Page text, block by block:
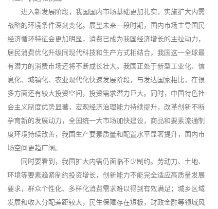
进入新发展阶段，我国国内市场基础更加扎实，实施扩大内需
战略的环境条件深刻变化。展望未来一段时期，国内市场主导国民
经济循环特征会更加明显，消费已成为我国经济增长的主拉动力，
居民消费优化升级同现代科技和生产方式相结合，我国这一全球最
有潜力的消费市场还将不断成长壮大。我国正处于新型工业化、信
息化、城镇化、农业现代化快速发展阶段，与发达国家相比，在很
多方面还有较大投资空间，投资需求潜力巨大。同时，中国特色社
会主义制度优势显著，宏观经济治理能力持续提升，改革创新不断
孕育新的发展动力，全国统一大市场加快建设，商品和要素流通制
度环境持续改善，我国生产要素质量和配置水平显著提升，国内市
场空间更趋广阔。
同时要看到，我国扩大内需仍面临不少制约。劳动力、土地、
环境等要素趋紧制约投资增长，创新能力不能完全适应高质量发展
要求，群众个性化、多样化消费需求难以得到有效满足；城乡区域
发展和收入分配差距较大，民生保障存在短板，财政金融等领域风